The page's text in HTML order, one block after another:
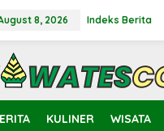
8, 2026 Indeks Berita
KULINER WISATA